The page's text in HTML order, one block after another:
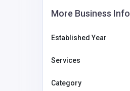
More Business Info
Established Year
Services
Category